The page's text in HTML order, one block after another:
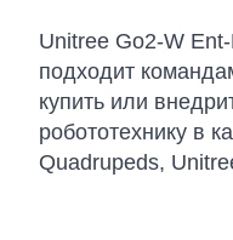
Unitree Go2-W
подходит
купить или
робототехнику в
Quadrupeds,